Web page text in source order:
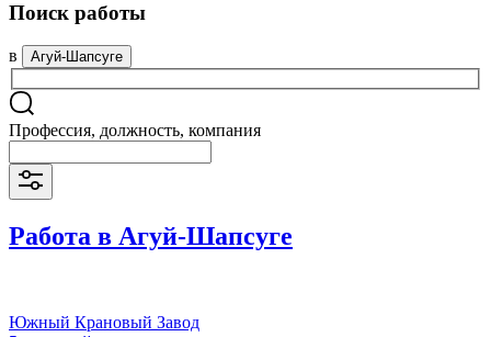
Поиск работы
в Агуй-Шапсуге
Профессия, должность, компания
Работа в Агуй-Шапсуге
Южный Крановый Завод